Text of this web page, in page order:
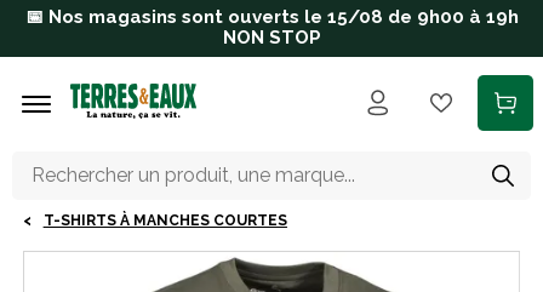
Aller au contenu principal
📅 Nos magasins sont ouverts le 15/08 de 9h00 à 19h
NON STOP
T-SHIRTS À MANCHES COURTES